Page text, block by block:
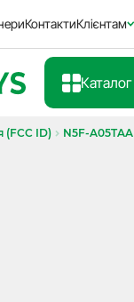
КонтактиКлієнтам
Каталог
(FCC ID) N5F-A05TAA